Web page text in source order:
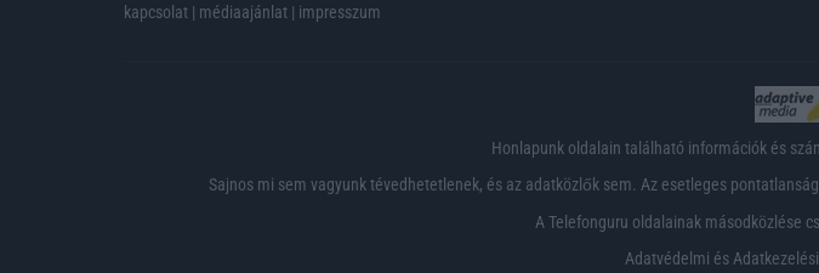
kapcsolat | médiaajánlat | impresszum
Honlapunk oldalain található információk és
Sajnos mi sem vagyunk tévedhetetlenek, és az adatközlők sem. Az esetleges
A Telefonguru oldalainak másodközlése
Adatvédelmi és